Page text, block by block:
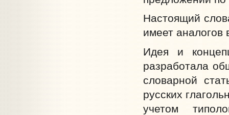
Настоящий
имеет аналогов
Идея и
разработала
словарной
русских
учетом